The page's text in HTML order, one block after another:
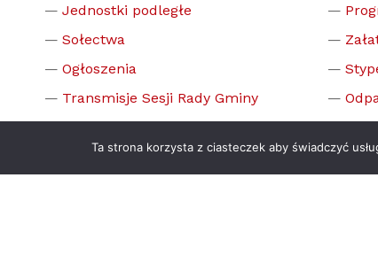
Jednostki podległe
Sołectwa
Ogłoszenia
Transmisje Sesji Rady Gminy
Oświata
Kultura
Ta strona korzysta z ciasteczek aby świadczyć